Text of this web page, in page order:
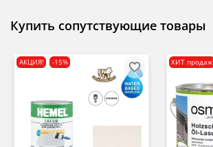
Купить сопутствующие товары
АКЦИЯ! -15% ХИТ продаж